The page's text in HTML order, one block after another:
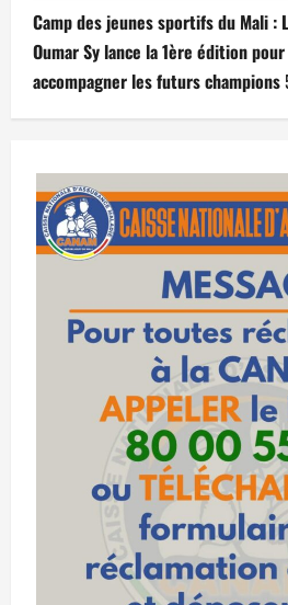
Camp des jeunes sportifs du Mali :
Oumar Sy lance la 1ère édition
accompagner les futurs champions